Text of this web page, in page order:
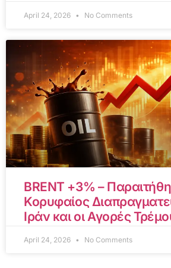
April 24, 2026 No Comments
BRENT +3% –
Κορυφαίος
Ιράν και οι Αγορές
April 24, 2026 No Comments